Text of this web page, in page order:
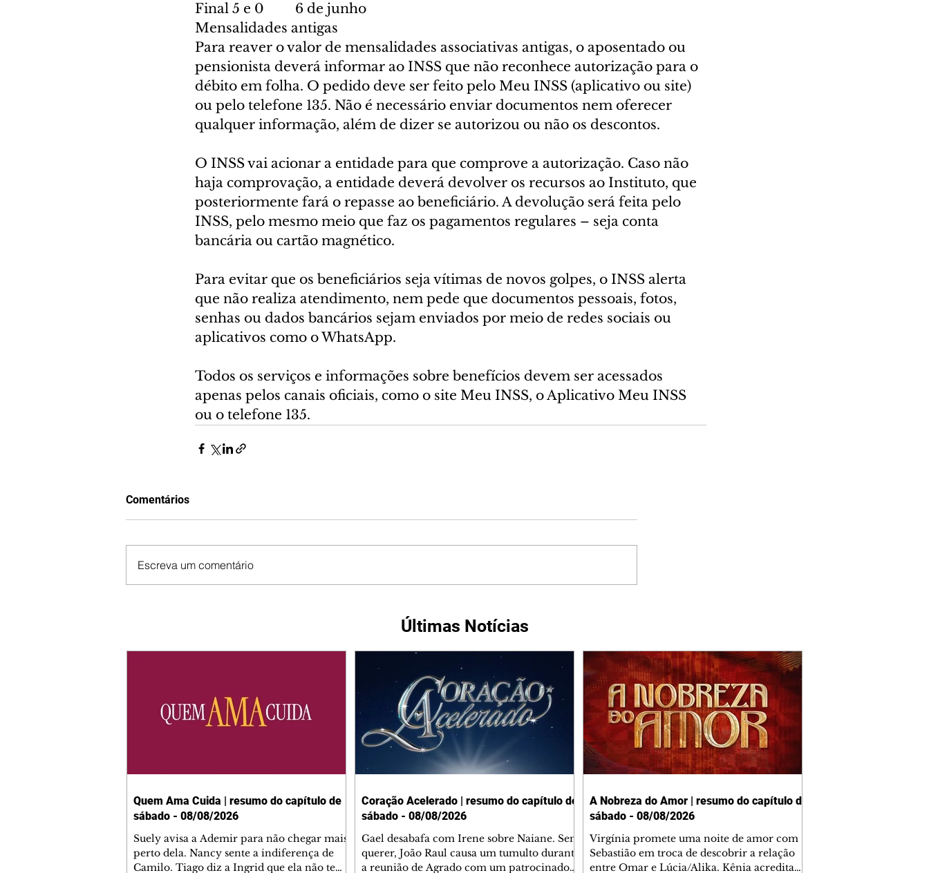
Final 5 e 0     6 de junho
Mensalidades antigas
Para reaver o valor de mensalidades associativas antigas, o aposentado ou
pensionista deverá informar ao INSS que não reconhece autorização para o
débito em folha. O pedido deve ser feito pelo Meu INSS (aplicativo ou site)
ou pelo telefone 135. Não é necessário enviar documentos nem oferecer
qualquer informação, além de dizer se autorizou ou não os descontos.
O INSS vai acionar a entidade para que comprove a autorização. Caso não
haja comprovação, a entidade deverá devolver os recursos ao Instituto, que
posteriormente fará o repasse ao beneficiário. A devolução será feita pelo
INSS, pelo mesmo meio que faz os pagamentos regulares – seja conta
bancária ou cartão magnético.
Para evitar que os beneficiários seja vítimas de novos golpes, o INSS alerta
que não realiza atendimento, nem pede que documentos pessoais, fotos,
senhas ou dados bancários sejam enviados por meio de redes sociais ou
aplicativos como o WhatsApp.
Todos os serviços e informações sobre benefícios devem ser acessados
apenas pelos canais oficiais, como o site Meu INSS, o Aplicativo Meu INSS
ou o telefone 135.
Comentários
Escreva um comentário
Últimas Notícias
Quem Ama Cuida | resumo do capítulo de
sábado - 08/08/2026
Suely avisa a Ademir para não chegar mais
perto dela. Nancy sente a indiferença de
Camilo. Tiago diz a Ingrid que ela não tem
Coração Acelerado | resumo do capítulo de
sábado - 08/08/2026
Gael desabafa com Irene sobre Naiane. Sem
querer, João Raul causa um tumulto durante
a reunião de Agrado com um patrocinador.
A Nobreza do Amor | resumo do capítulo de
sábado - 08/08/2026
Virgínia promete uma noite de amor com
Sebastião em troca de descobrir a relação
entre Omar e Lúcia/Alika. Kênia acredita